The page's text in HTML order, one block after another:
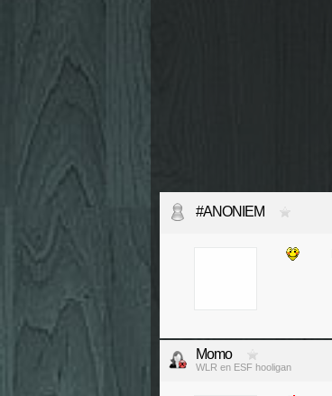
#ANONIEM
Momo
WLR en ESF hooligan